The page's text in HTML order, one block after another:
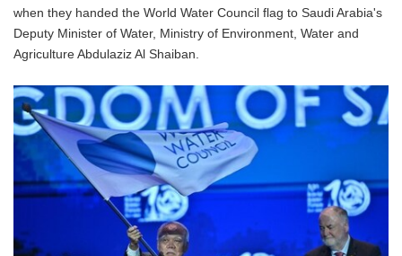
when they handed the World Water Council flag to Saudi Arabia's
Deputy Minister of Water, Ministry of Environment, Water and
Agriculture Abdulaziz Al Shaiban.